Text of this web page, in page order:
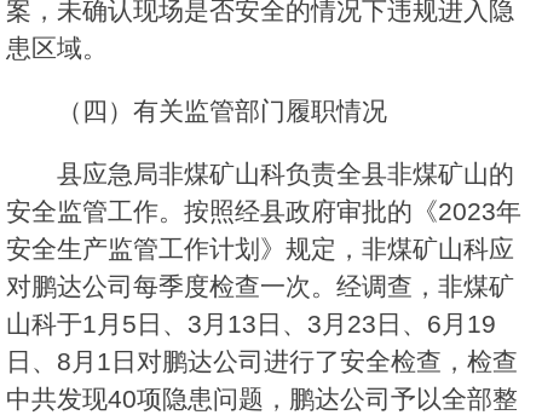
案，未确认现场是否安全的情况下违规进入隐
患区域。
（四）有关监管部门履职情况
县应急局非煤矿山科负责全县非煤矿山的
安全监管工作。按照经县政府审批的《2023年
安全生产监管工作计划》规定，非煤矿山科应
对鹏达公司每季度检查一次。经调查，非煤矿
山科于1月5日、3月13日、3月23日、6月19
日、8月1日对鹏达公司进行了安全检查，检查
中共发现40项隐患问题，鹏达公司予以全部整